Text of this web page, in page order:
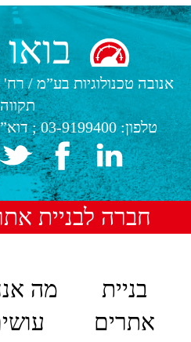
אנובה טכנולוגיות בע”מ/
טלפון:03-9199400
;
חברה לבניית
בניית
אתרים
מה